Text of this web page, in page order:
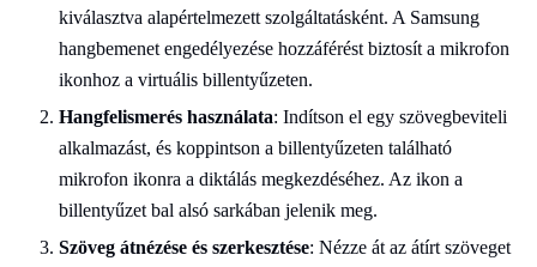
kiválasztva alapértelmezett szolgáltatásként. A Samsung
hangbemenet engedélyezése hozzáférést biztosít a mikrofon
ikonhoz a virtuális billentyűzeten.
Hangfelismerés használata: Indítson el egy szövegbeviteli
alkalmazást, és koppintson a billentyűzeten található
mikrofon ikonra a diktálás megkezdéséhez. Az ikon a
billentyűzet bal alsó sarkában jelenik meg.
Szöveg átnézése és szerkesztése: Nézze át az átírt szöveget